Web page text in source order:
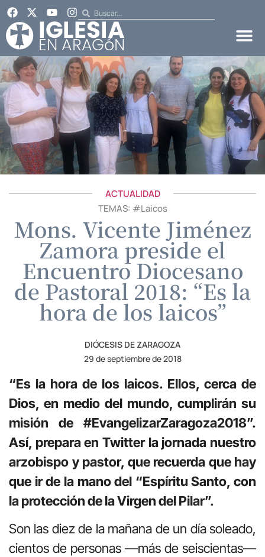
ACTUALIDAD
TEMAS: #Laicos
Mons. Vicente Jiménez
Zamora preside el
Encuentro Diocesano
de Pastoral 2018: “Es la
hora de los laicos”
DIÓCESIS DE ZARAGOZA
29 de septiembre de 2018
“Es la hora de los laicos. Ellos, cerca de
Dios, en medio del mundo, cumplirán su
misión de #EvangelizarZaragoza2018”.
Así, prepara en Twitter la jornada nuestro
arzobispo y pastor, que recuerda que hay
que ir de la mano del “Espíritu Santo, con
la protección de la Virgen del Pilar”.
Son las diez de la mañana de un día soleado,
cientos de personas —más de seiscientas—